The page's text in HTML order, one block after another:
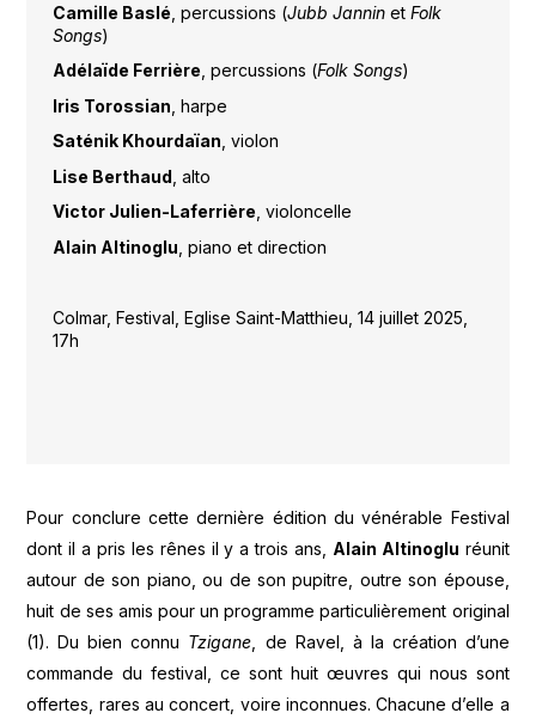
Camille Baslé , percussions (Jubb Janninet Folk
Songs)
Adélaïde Ferrière , percussions (Folk Songs)
Iris Torossian , harpe
Saténik Khourdaïan , violon
Lise Berthaud , alto
Victor Julien-Laferrière , violoncelle
Alain Altinoglu , piano et direction
Colmar, Festival, Eglise Saint-Matthieu, 14 juillet 2025,
17h
Pour conclure cette dernière édition du vénérable Festival
dont il a pris les rênes il y a trois ans, Alain Altinoglu réunit
autour de son piano, ou de son pupitre, outre son épouse,
huit de ses amis pour un programme particulièrement original
(1). Du bien connu Tzigane, de Ravel, à la création d’une
commande du festival, ce sont huit œuvres qui nous sont
offertes, rares au concert, voire inconnues. Chacune d’elle a